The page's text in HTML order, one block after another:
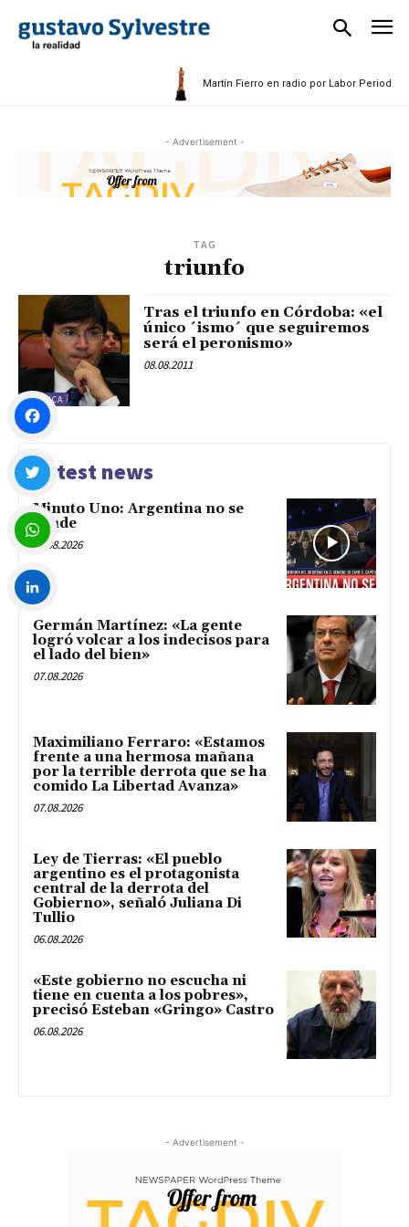
Martín Fierro en radio por Labor
- Advertisement -
TAG
triunfo
POLÍTICA
Tras el triunfo en Córdoba: «el
único ´ismo´ que seguiremos
será el peronismo»
08.08.2011
Latest news
Minuto Uno: Argentina no se
vende
07.08.2026
Germán Martínez: «La gente
logró volcar a los indecisos para
el lado del bien»
07.08.2026
Maximiliano Ferraro: «Estamos
frente a una hermosa mañana
por la terrible derrota que se ha
comido La Libertad Avanza»
07.08.2026
Ley de Tierras: «El pueblo
argentino es el protagonista
central de la derrota del
Gobierno», señaló Juliana Di
Tullio
06.08.2026
«Este gobierno no escucha ni
tiene en cuenta a los pobres»,
precisó Esteban «Gringo» Castro
06.08.2026
- Advertisement -
Facebook
Twitter
WhatsApp
LinkedIn